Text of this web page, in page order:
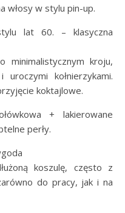
włosy w stylu pin-up.
lat 60. – klasyczna
minimalistycznym kroju,
kołnierzykami.
koktajlowe.
+ lakierowane
perły.
koszulę, często z
do pracy, jak i na